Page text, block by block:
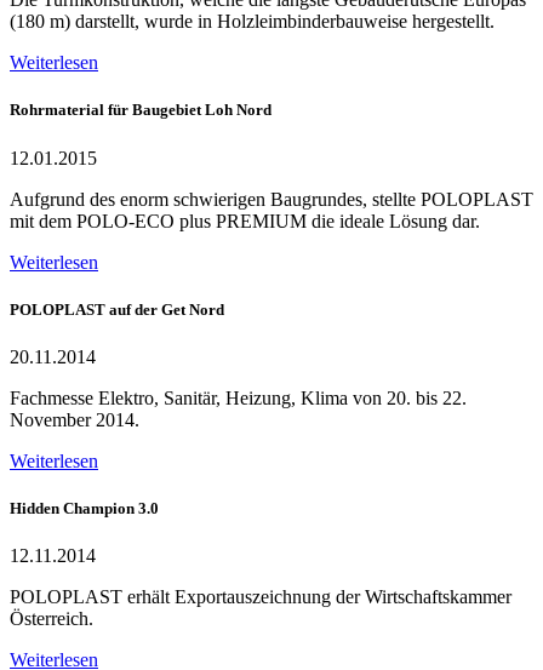
(180 m) darstellt, wurde in Holzleimbinderbauweise hergestellt.
Weiterlesen
Rohrmaterial für Baugebiet Loh Nord
12.01.2015
Aufgrund des enorm schwierigen Baugrundes, stellte POLOPLAST
mit dem POLO-ECO plus PREMIUM die ideale Lösung dar.
Weiterlesen
POLOPLAST auf der Get Nord
20.11.2014
Fachmesse Elektro, Sanitär, Heizung, Klima von 20. bis 22.
November 2014.
Weiterlesen
Hidden Champion 3.0
12.11.2014
POLOPLAST erhält Exportauszeichnung der Wirtschaftskammer
Österreich.
Weiterlesen